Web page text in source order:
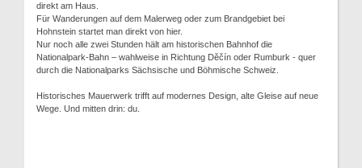
direkt am Haus.
Für Wanderungen auf dem Malerweg oder zum Brandgebiet bei
Hohnstein startet man direkt von hier.
Nur noch alle zwei Stunden hält am historischen Bahnhof die
Nationalpark-Bahn – wahlweise in Richtung Děčín oder Rumburk - quer
durch die Nationalparks Sächsische und Böhmische Schweiz.
Historisches Mauerwerk trifft auf modernes Design, alte Gleise auf neue
Wege. Und mitten drin: du.